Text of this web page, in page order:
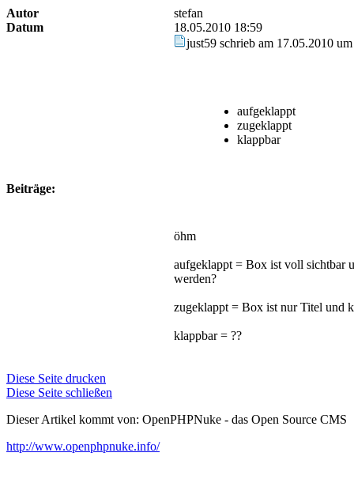
Autor
stefan
Datum
18.05.2010 18:59
Beiträge:
just59 schrieb am 17.05.2010
aufgeklappt
zugeklappt
klappbar
öhm
aufgeklappt = Box ist voll sichtbar
werden?
zugeklappt = Box ist nur Titel und
klappbar = ??
Diese Seite drucken
Diese Seite schließen
Dieser Artikel kommt von: OpenPHPNuke - das Open Source CMS
http://www.openphpnuke.info/